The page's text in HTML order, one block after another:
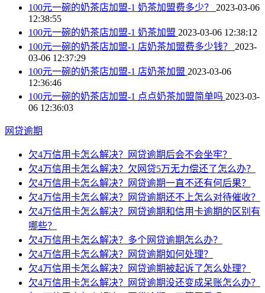
100元一碗的奶茶店加盟-1 奶茶加盟费多少？ 2023-03-06
12:38:55
100元一碗的奶茶店加盟-1 奶茶加盟 2023-03-06 12:38:12
100元一碗的奶茶店加盟-1 店奶茶加盟费多少钱？ 2023-
03-06 12:37:29
100元一碗的奶茶店加盟-1 店奶茶加盟 2023-03-06
12:36:46
100元一碗的奶茶店加盟-1 点点奶茶加盟简单吗 2023-03-
06 12:36:03
网贷逾期
欠4万信用卡怎么解决？网贷逾期后会不会坐牢？
欠4万信用卡怎么解决？欠网贷5万无力偿还了怎么办？
欠4万信用卡怎么解决？网贷逾期一直不还有何后果？
欠4万信用卡怎么解决？网贷逾期还不上怎么对待催收？
欠4万信用卡怎么解决？网贷逾期和信用卡逾期的区别有
哪些？
欠4万信用卡怎么解决？多个网贷逾期怎么办？
欠4万信用卡怎么解决？网贷逾期如何处理？
欠4万信用卡怎么解决？网贷逾期被起诉了怎么处理？
欠4万信用卡怎么解决？网贷逾期没还变成呆账怎么办？